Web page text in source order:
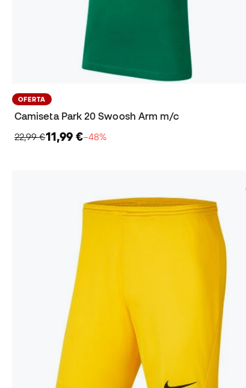
OFERTA
Camiseta Park 20 Swoosh Arm m/c
22,99 €11,99 €−48%